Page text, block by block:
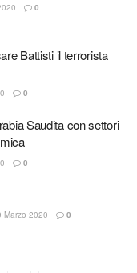
0
Battisti il terrorista
0
Saudita con settori
0
Marzo 2020 0